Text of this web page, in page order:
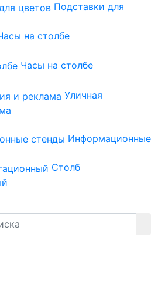
Подставки для
на столбе
Часы на столбе
Уличная
Информационные
Столб